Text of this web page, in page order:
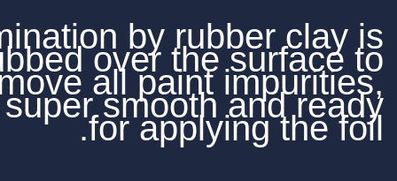
Decontamination by
then rubbed over
remove all paint
making it super
for